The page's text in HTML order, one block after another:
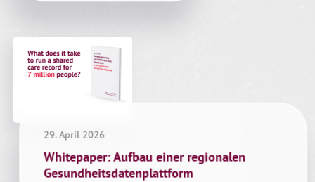
Whitepaper: Aufbau einer regionalen
Gesundheitsdatenplattform
29. April 2026